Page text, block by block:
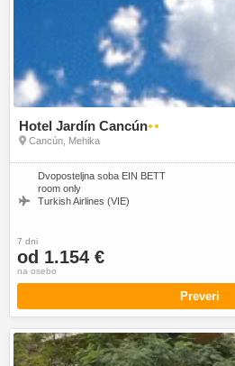
Hotel Jardín Cancún●●
Cancún, Mehika
Dvoposteljna soba EIN BETT
room only
Turkish Airlines (VIE)
7 dni
od 1.154 €
na osebo
Preveri